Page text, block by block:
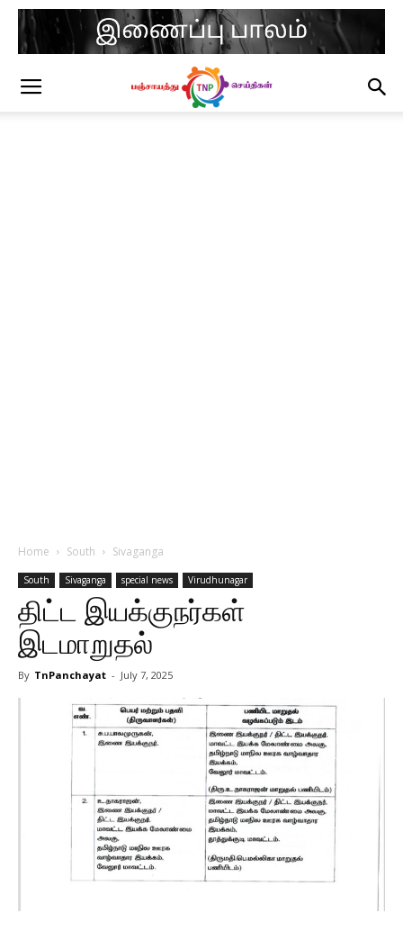
Home South Sivaganga
South Sivaganga special news Virudhunagar
திட்ட இயக்குநர்கள்
இடமாறுதல்
By TnPanchayat - July 7, 2025